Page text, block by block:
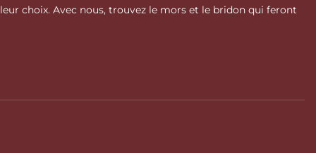
choix. Avec nous, trouvez le mors et le bridon qui feront